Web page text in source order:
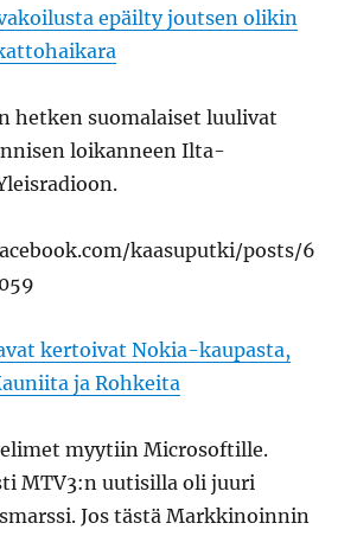
epäilty joutsen olikin
hetken suomalaiset luulivat
loikanneen Ilta-
kaasuputki/posts/6
kertoivat Nokia-kaupasta,
ja Rohkeita
myytiin Microsoftille.
MTV3:n uutisilla oli juuri
Jos tästä Markkinoinnin